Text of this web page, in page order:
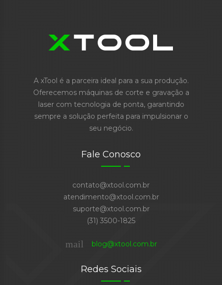
A xTool é a parceira ideal para a sua produção.
Oferecemos máquinas de corte e gravação a
laser com tecnologia de ponta, garantindo
sempre a solução perfeita para impulsionar o
seu negócio.
Fale Conosco
contato@xtool.com.br
atendimento@xtool.com.br
suporte@xtool.com.br
(31) 3500-1825
mail blog@xtool.com.br
Redes Sociais